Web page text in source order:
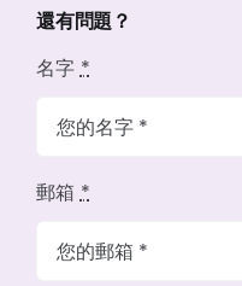
還有問題？
名字*
郵箱*